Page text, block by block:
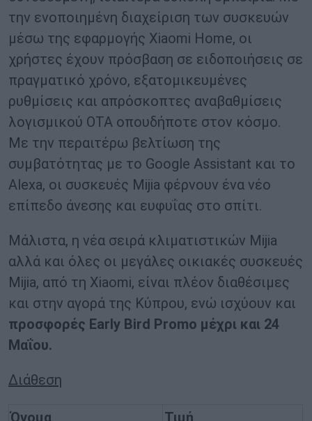
την ενοποιημένη διαχείριση των συσκευών
μέσω της εφαρμογής Xiaomi Home, οι
χρήστες έχουν πρόσβαση σε ειδοποιήσεις σε
πραγματικό χρόνο, εξατομικευμένες
ρυθμίσεις και απρόσκοπτες αναβαθμίσεις
λογισμικού OTA οπουδήποτε στον κόσμο.
Με την περαιτέρω βελτίωση της
συμβατότητας με το Google Assistant και το
Alexa, οι συσκευές Mijia φέρνουν ένα νέο
επίπεδο άνεσης και ευφυΐας στο σπίτι.
Μάλιστα, η νέα σειρά κλιματιστικών Mijia
αλλά και όλες οι μεγάλες οικιακές συσκευές
Mijia, από τη Xiaomi, είναι πλέον διαθέσιμες
και στην αγορά της Κύπρου, ενώ ισχύουν και
προσφορές Early Bird Promo μέχρι και 24
Μαΐου.
Διάθεση